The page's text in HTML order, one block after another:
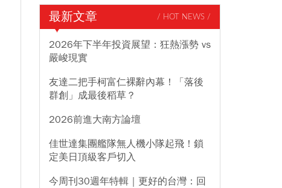
最新文章 / HOT NEWS /
2026年下半年投資展望：狂熱漲勢 vs
嚴峻現實
友達二把手柯富仁裸辭內幕！「落後
群創」成最後稻草？
2026前進大南方論壇
佳世達集團艦隊無人機小隊起飛！鎖
定美日頂級客戶切入
今周刊30週年特輯｜更好的台灣：回